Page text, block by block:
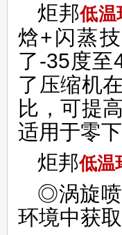
炬邦低温
焓+闪蒸
了-35度至
了压缩机
比，可提
适用于零
炬邦低温
◎涡旋喷
环境中获